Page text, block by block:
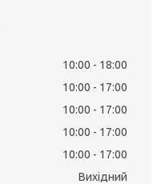
10:00
18:00
10:00
17:00
10:00
17:00
10:00
17:00
10:00
17:00
Вихідний